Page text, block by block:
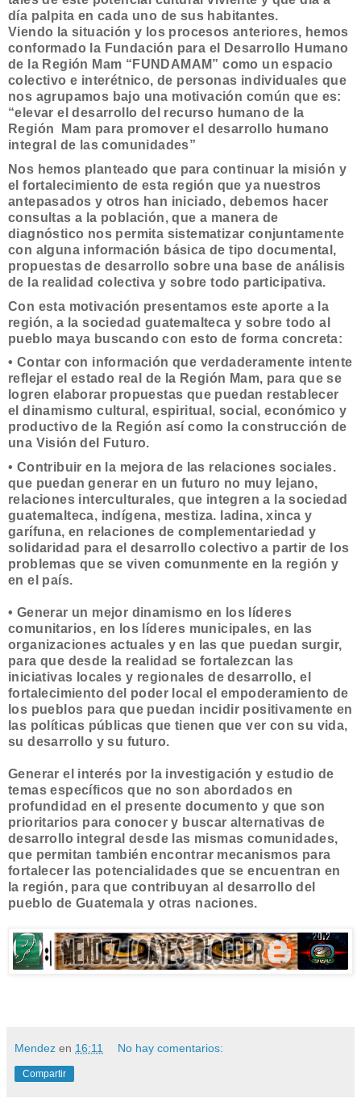
día palpita en cada uno de sus habitantes.
Viendo la situación y los procesos anteriores, hemos
conformado la Fundación para el Desarrollo Humano
de la Región Mam “FUNDAMAM” como un espacio
colectivo e interétnico, de personas individuales que
nos agrupamos bajo una motivación común que es:
“elevar el desarrollo del recurso humano de la
Región Mam para promover el desarrollo humano
integral de las comunidades”
Nos hemos planteado que para continuar la misión y
el fortalecimiento de esta región que ya nuestros
ante­pasados y otros han iniciado, debemos hacer
consultas a la población, que a manera de
diagnóstico nos per­mita sistematizar conjuntamente
con alguna información básica de tipo documental,
propuestas de desarro­llo sobre una base de análisis
de la realidad colectiva y sobre todo participativa.
Con esta motivación presentamos este aporte a la
región, a la sociedad guatemalteca y sobre todo al
pueblo maya buscando con esto de forma concreta:
• Contar con información que verdaderamente intente
reflejar el estado real de la Región Mam, para que se
logren elaborar propuestas que puedan restablecer
el dinamismo cultural, espiritual, social, económico y
pro­ductivo de la Región así como la construcción de
una Visión del Futuro.
• Contribuir en la mejora de las relaciones sociales.
que puedan generar en un futuro no muy lejano,
relacio­nes interculturales, que integren a la sociedad
guatemalteca, indígena, mestiza. ladina, xinca y
garífuna, en relaciones de complementariedad y
solidaridad para el desarrollo colectivo a partir de los
problemas que se viven comunmente en la región y
en el país.
• Generar un mejor dinamismo en los líderes
comunitarios, en los líderes municipales, en las
organizaciones actuales y en las que puedan surgir,
pa­ra que desde la realidad se fortalezcan las
iniciativas locales y regionales de desarrollo, el
fortalecimiento del poder local el empoderamiento de
los pueblos para que puedan incidir positivamente en
las políticas públicas que tienen que ver con su vida,
su desarrollo y su futuro.
Generar el interés por la investigación y estudio de
temas específicos que no son abordados en
profundidad en el presente documento y que son
prioritarios para conocer y buscar alternativas de
desarrollo in­tegral desde las mismas comunidades,
que permitan también encon­trar mecanismos para
fortalecer las potencialidades que se encuen­tran en
la región, para que contribuyan al desarrollo del
pueblo de Guatemala y otras naciones.
Mendez en 16:11 No hay comentarios:
Compartir